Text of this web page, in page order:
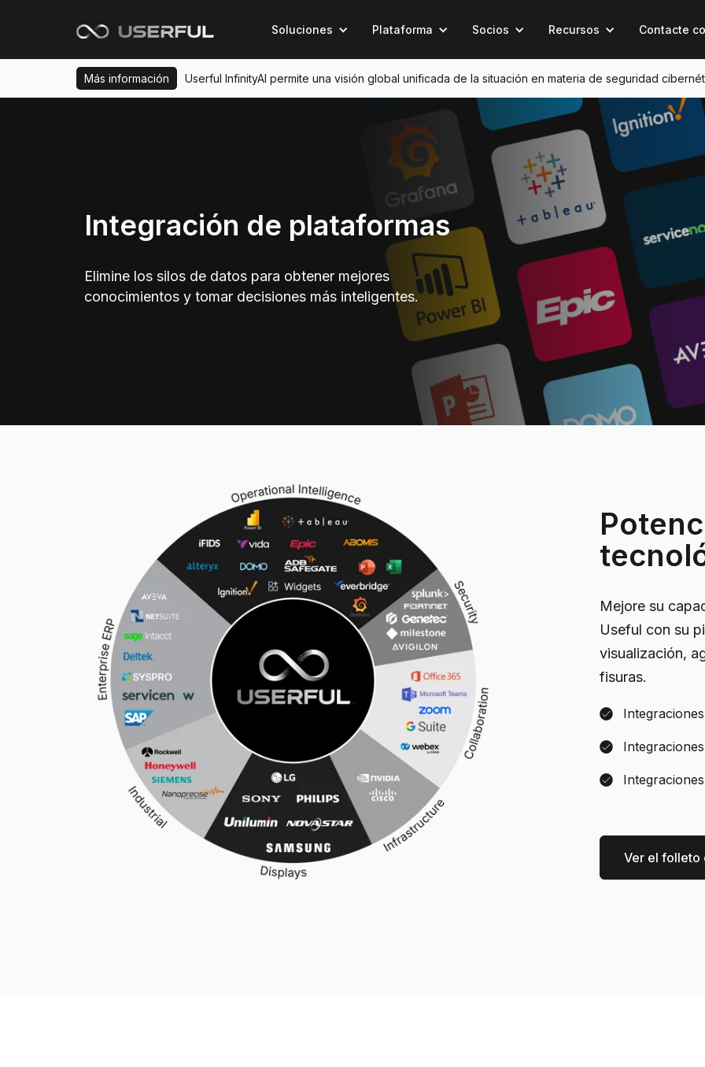
Soluciones Plataforma Socios Recursos Contacte
Más información Userful InfinityAI permite una visión global unificada de la situación en materia de seguridad
Integración de plataformas
Elimine los silos de datos para obtener mejores
conocimientos y tomar decisiones más inteligentes.
Mejore su
Useful con su
visualización,
fisuras.
Ver el folleto